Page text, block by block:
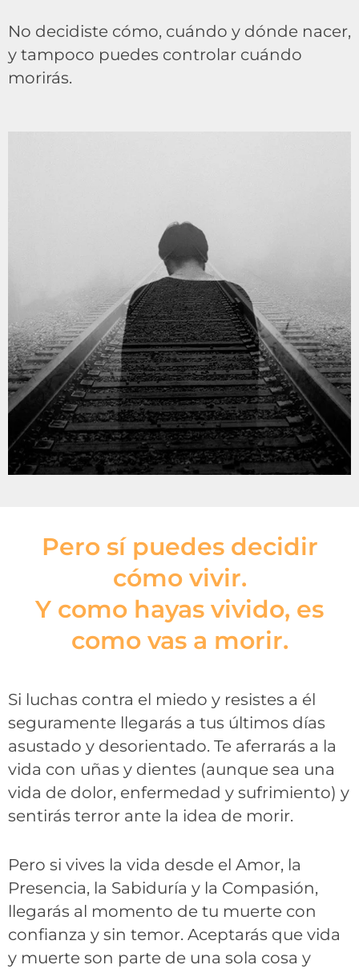
No decidiste cómo, cuándo y dónde nacer,
y tampoco puedes controlar cuándo
morirás.
Pero sí puedes decidir
cómo vivir.
Y como hayas vivido, es
como vas a morir.
Si luchas contra el miedo y resistes a él
seguramente llegarás a tus últimos días
asustado y desorientado. Te aferrarás a la
vida con uñas y dientes (aunque sea una
vida de dolor, enfermedad y sufrimiento) y
sentirás terror ante la idea de morir.
Pero si vives la vida desde el Amor, la
Presencia, la Sabiduría y la Compasión,
llegarás al momento de tu muerte con
confianza y sin temor. Aceptarás que vida
y muerte son parte de una sola cosa y